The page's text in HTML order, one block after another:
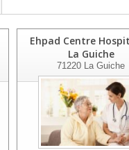
Ehpad Centre
La Guiche
71220 La Guiche